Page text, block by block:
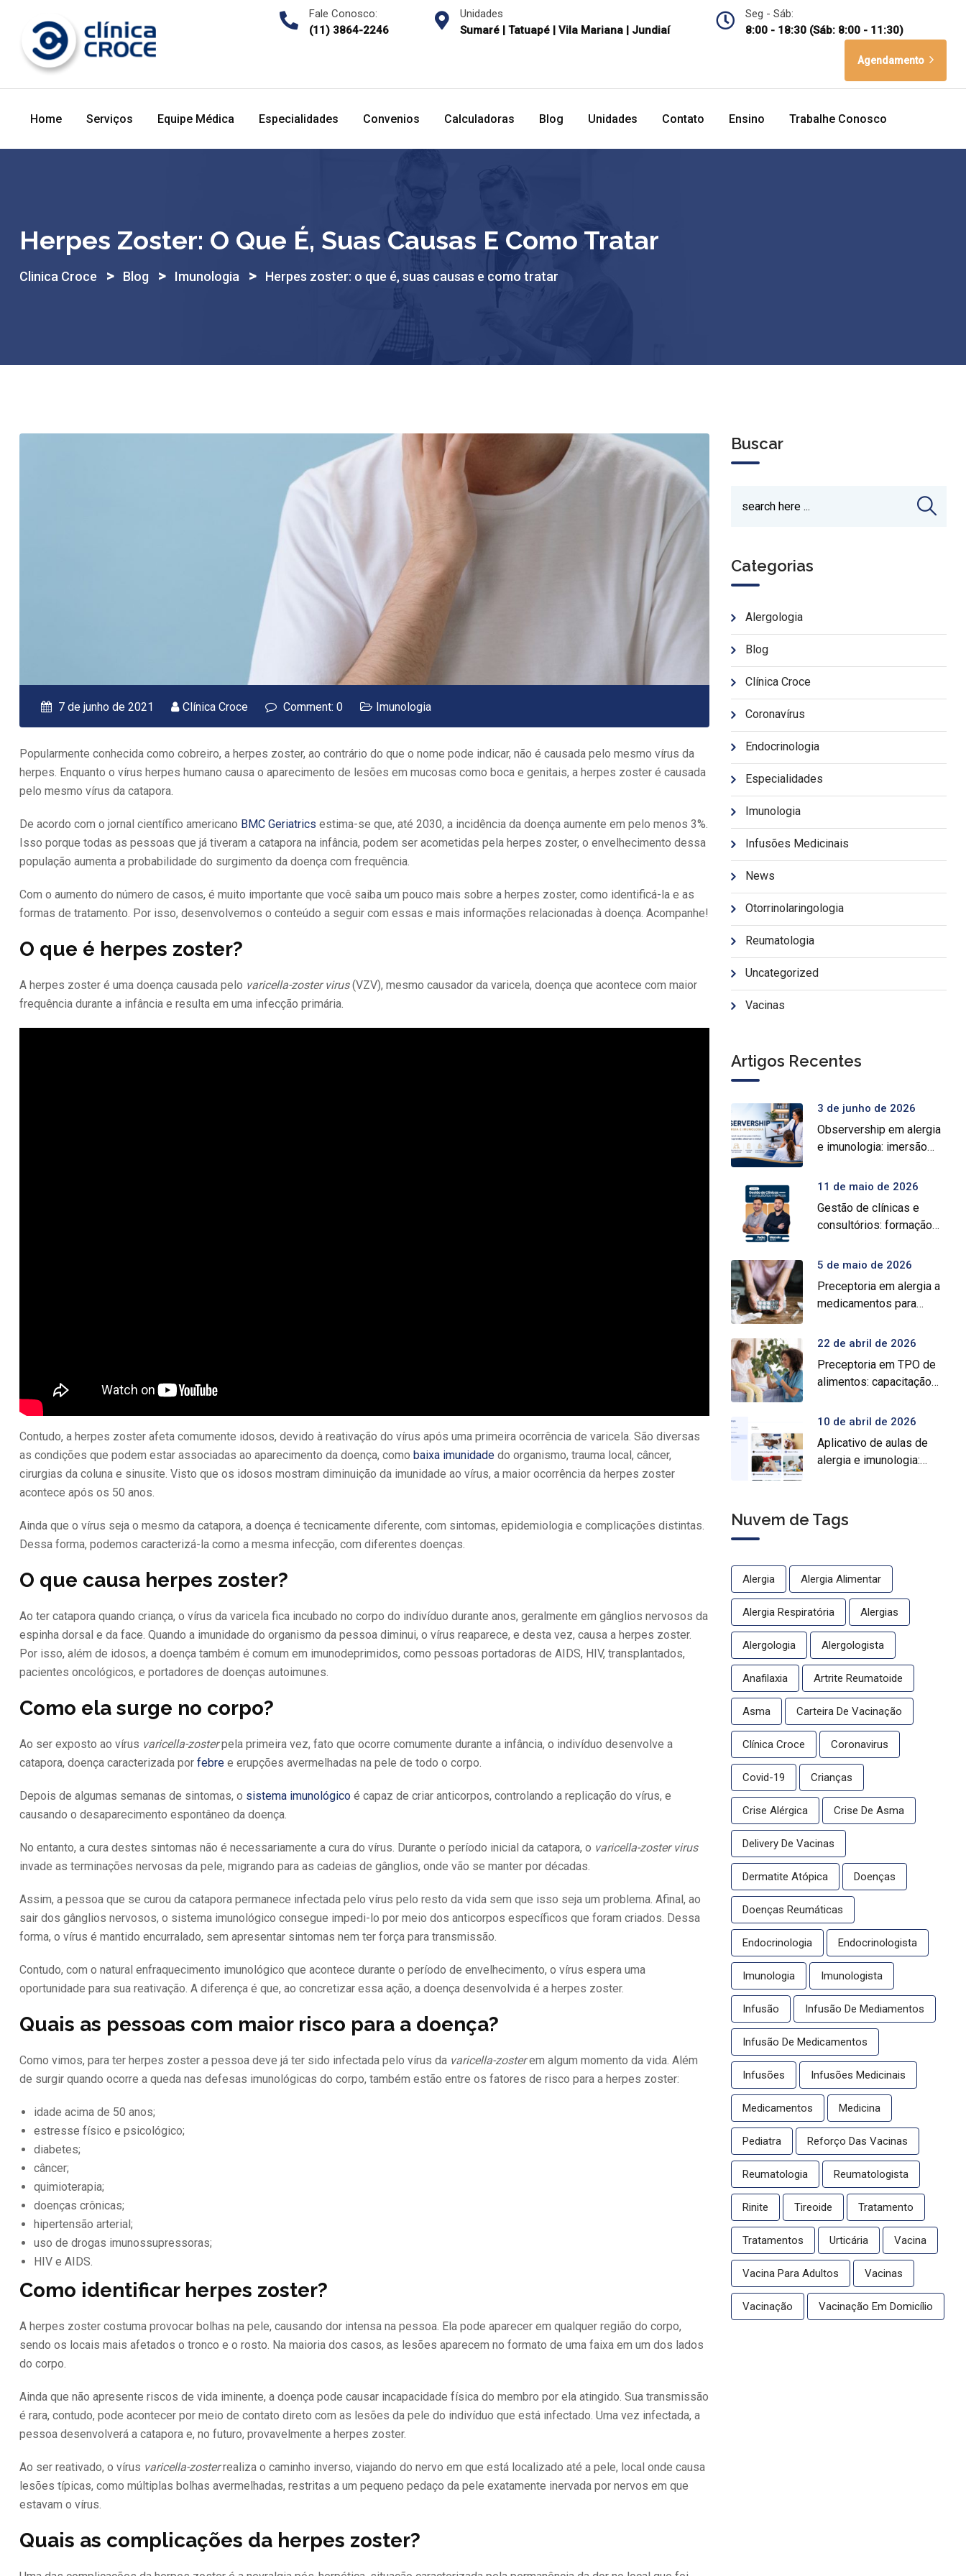
content
Fale Conosco:
(11) 3864-2246
Unidades
Sumaré | Tatuapé | Vila Mariana | Jundiaí
Seg - Sáb:
8:00 - 18:30 (Sáb: 8:00 - 11:30)
Agendamento
Home Serviços Equipe Médica Especialidades Convenios Calculadoras Blog Unidades Contato Ensino Trabalhe Conosco
Herpes Zoster: O Que É, Suas Causas E Como Tratar
Clinica Croce > Blog > Imunologia > Herpes zoster: o que é, suas causas e como tratar
7 de junho de 2021 Clínica Croce Comment: 0 Imunologia
Popularmente conhecida como cobreiro, a herpes zoster, ao contrário do que o nome pode indicar, não é causada pelo mesmo vírus da
herpes. Enquanto o vírus herpes humano causa o aparecimento de lesões em mucosas como boca e genitais, a herpes zoster é causada
pelo mesmo vírus da catapora.
De acordo com o jornal científico americano BMC Geriatrics estima-se que, até 2030, a incidência da doença aumente em pelo menos 3%.
Isso porque todas as pessoas que já tiveram a catapora na infância, podem ser acometidas pela herpes zoster, o envelhecimento dessa
população aumenta a probabilidade do surgimento da doença com frequência.
Com o aumento do número de casos, é muito importante que você saiba um pouco mais sobre a herpes zoster, como identificá-la e as
formas de tratamento. Por isso, desenvolvemos o conteúdo a seguir com essas e mais informações relacionadas à doença. Acompanhe!
O que é herpes zoster?
A herpes zoster é uma doença causada pelo varicella-zoster virus(VZV), mesmo causador da varicela, doença que acontece com maior
frequência durante a infância e resulta em uma infecção primária.
Contudo, a herpes zoster afeta comumente idosos, devido à reativação do vírus após uma primeira ocorrência de varicela. São diversas
as condições que podem estar associadas ao aparecimento da doença, como baixa imunidade do organismo, trauma local, câncer,
cirurgias da coluna e sinusite. Visto que os idosos mostram diminuição da imunidade ao vírus, a maior ocorrência da herpes zoster
acontece após os 50 anos.
Ainda que o vírus seja o mesmo da catapora, a doença é tecnicamente diferente, com sintomas, epidemiologia e complicações distintas.
Dessa forma, podemos caracterizá-la como a mesma infecção, com diferentes doenças.
O que causa herpes zoster?
Ao ter catapora quando criança, o vírus da varicela fica incubado no corpo do indivíduo durante anos, geralmente em gânglios nervosos da
espinha dorsal e da face. Quando a imunidade do organismo da pessoa diminui, o vírus reaparece, e desta vez, causa a herpes zoster.
Por isso, além de idosos, a doença também é comum em imunodeprimidos, como pessoas portadoras de AIDS, HIV, transplantados,
pacientes oncológicos, e portadores de doenças autoimunes.
Como ela surge no corpo?
Ao ser exposto ao vírus varicella-zosterpela primeira vez, fato que ocorre comumente durante a infância, o indivíduo desenvolve a
catapora, doença caracterizada por febre e erupções avermelhadas na pele de todo o corpo.
Depois de algumas semanas de sintomas, o sistema imunológico é capaz de criar anticorpos, controlando a replicação do vírus, e
causando o desaparecimento espontâneo da doença.
No entanto, a cura destes sintomas não é necessariamente a cura do vírus. Durante o período inicial da catapora, o varicella-zoster virus
invade as terminações nervosas da pele, migrando para as cadeias de gânglios, onde vão se manter por décadas.
Assim, a pessoa que se curou da catapora permanece infectada pelo vírus pelo resto da vida sem que isso seja um problema. Afinal, ao
sair dos gânglios nervosos, o sistema imunológico consegue impedi-lo por meio dos anticorpos específicos que foram criados. Dessa
forma, o vírus é mantido encurralado, sem apresentar sintomas nem ter força para transmissão.
Contudo, com o natural enfraquecimento imunológico que acontece durante o período de envelhecimento, o vírus espera uma
oportunidade para sua reativação. A diferença é que, ao concretizar essa ação, a doença desenvolvida é a herpes zoster.
Quais as pessoas com maior risco para a doença?
Como vimos, para ter herpes zoster a pessoa deve já ter sido infectada pelo vírus da varicella-zosterem algum momento da vida. Além
de surgir quando ocorre a queda nas defesas imunológicas do corpo, também estão entre os fatores de risco para a herpes zoster:
idade acima de 50 anos;
estresse físico e psicológico;
diabetes;
câncer;
quimioterapia;
doenças crônicas;
hipertensão arterial;
uso de drogas imunossupressoras;
HIV e AIDS.
Como identificar herpes zoster?
A herpes zoster costuma provocar bolhas na pele, causando dor intensa na pessoa. Ela pode aparecer em qualquer região do corpo,
sendo os locais mais afetados o tronco e o rosto. Na maioria dos casos, as lesões aparecem no formato de uma faixa em um dos lados
do corpo.
Ainda que não apresente riscos de vida iminente, a doença pode causar incapacidade física do membro por ela atingido. Sua transmissão
é rara, contudo, pode acontecer por meio de contato direto com as lesões da pele do indivíduo que está infectado. Uma vez infectada, a
pessoa desenvolverá a catapora e, no futuro, provavelmente a herpes zoster.
Ao ser reativado, o vírus varicella-zosterrealiza o caminho inverso, viajando do nervo em que está localizado até a pele, local onde causa
lesões típicas, como múltiplas bolhas avermelhadas, restritas a um pequeno pedaço da pele exatamente inervada por nervos em que
estavam o vírus.
Quais as complicações da herpes zoster?
Buscar
Categorias
Alergologia
Blog
Clínica Croce
Coronavírus
Endocrinologia
Especialidades
Imunologia
Infusões Medicinais
News
Otorrinolaringologia
Reumatologia
Uncategorized
Vacinas
Artigos Recentes
3 de junho de 2026
Observership em alergia
e imunologia: imersão
11 de maio de 2026
Gestão de clínicas e
consultórios: formação
5 de maio de 2026
Preceptoria em alergia a
medicamentos para
especializada
22 de abril de 2026
Preceptoria em TPO de
alimentos: capacitação
10 de abril de 2026
Aplicativo de aulas de
alergia e imunologia:
médico gratuito
Nuvem de Tags
Alergia Alergia Alimentar
Alergia Respiratória Alergias
Alergologia Alergologista
Anafilaxia Artrite Reumatoide
Asma Carteira De Vacinação
Clínica Croce Coronavirus
Covid-19 Crianças
Crise Alérgica Crise De Asma
Delivery De Vacinas
Dermatite Atópica Doenças
Doenças Reumáticas
Endocrinologia Endocrinologista
Imunologia Imunologista
Infusão Infusão De Mediamentos
Infusão De Medicamentos
Infusões Infusões Medicinais
Medicamentos Medicina
Pediatra Reforço Das Vacinas
Reumatologia Reumatologista
Rinite Tireoide Tratamento
Tratamentos Urticária Vacina
Vacina Para Adultos Vacinas
Vacinação Vacinação Em Domicílio